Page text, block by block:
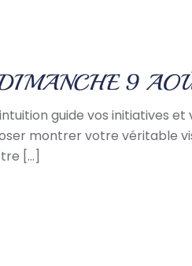
9
guide vos initiatives
montrer votre véritable
[…]